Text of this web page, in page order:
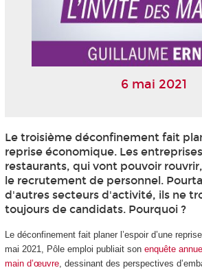
6 mai 2021
Le troisième déconfinement fait
reprise économique. Les
restaurants, qui vont pouvoir
le recrutement de personnel.
d'autres secteurs d'activité, ils ne
toujours de candidats. Pourquoi ?
Le déconfinement fait planer l’espoir d’une
mai 2021, Pôle emploi publiait son enquête
main d’œuvre, dessinant des perspectives